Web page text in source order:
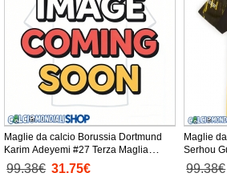
Maglie da calcio Borussia Dortmund
Karim Adeyemi #27 Terza Maglia
Femminile 2025-26 Manica Corta
99.38€ 31.75€
Maglie
Serhou
99.38€